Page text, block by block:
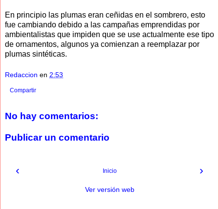
En principio las plumas eran ceñidas en el sombrero, esto
fue cambiando debido a las campañas emprendidas por
ambientalistas que impiden que se use actualmente ese tipo
de ornamentos, algunos ya comienzan a reemplazar por
plumas sintéticas.
Redaccion en 2:53
Compartir
No hay comentarios:
Publicar un comentario
‹ ›
Inicio
Ver versión web